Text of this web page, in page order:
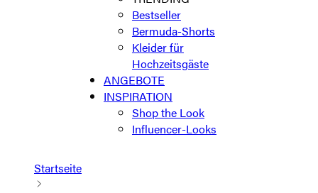
Bestseller
Bermuda-Shorts
Kleider für
Hochzeitsgäste
ANGEBOTE
INSPIRATION
Shop the Look
Influencer-Looks
Startseite